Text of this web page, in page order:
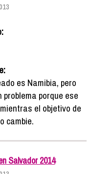
es Namibia, pero
porque ese
el objetivo de
cambie.
Salvador 2014